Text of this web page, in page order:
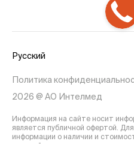
Русский
Политика
2026 @ АО Интелмед
Информация на сайте носит
является публичной офертой.
информации о наличии и